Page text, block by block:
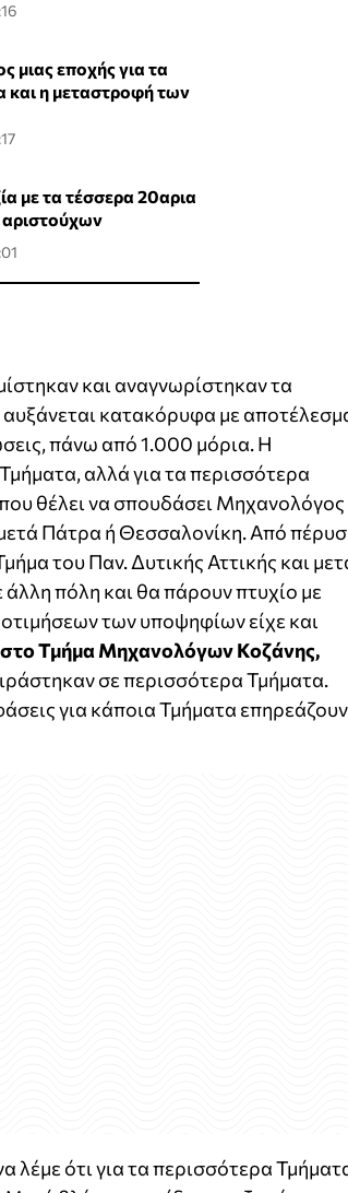
μιας εποχής για τα
και η μεταστροφή των
με τα τέσσερα 20αρια
αριστούχων
και αναγνωρίστηκαν τα
αυξάνεται κατακόρυφα με
πάνω από 1.000 μόρια. Η
αλλά για τα περισσότερα
θέλει να σπουδάσει Μηχανολόγος
Πάτρα ή Θεσσαλονίκη. Από
του Παν. Δυτικής Αττικής και
πόλη και θα πάρουν πτυχίο με
των υποψηφίων είχε και
στο Τμήμα Μηχανολόγων Κοζάνης,
σε περισσότερα Τμήματα.
για κάποια Τμήματα επηρεάζουν
λέμε ότι για τα περισσότερα